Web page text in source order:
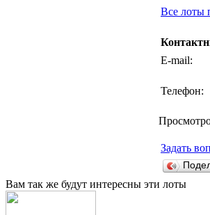
Все лоты
E-mail:
Телефон:
Задать
Вам так же будут интересны эти лоты